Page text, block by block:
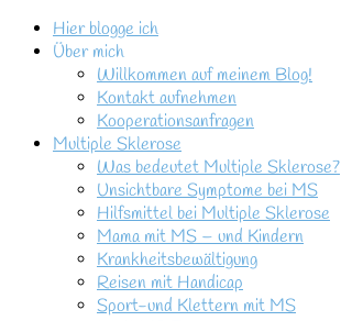
Hier blogge ich
Über mich
Willkommen auf meinem Blog!
Kontakt aufnehmen
Kooperationsanfragen
Multiple Sklerose
Was bedeutet Multiple Sklerose?
Unsichtbare Symptome bei MS
Hilfsmittel bei Multiple Sklerose
Mama mit MS – und Kindern
Krankheitsbewältigung
Reisen mit Handicap
Sport-und Klettern mit MS